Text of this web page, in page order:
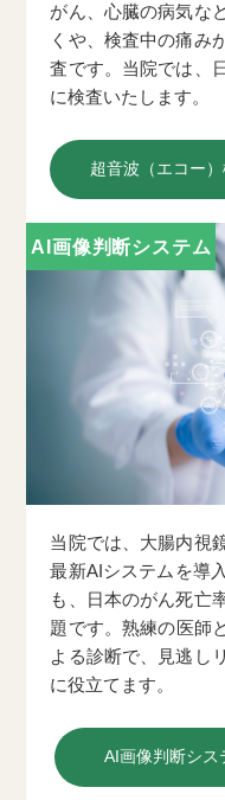
がん、心臓の病気な
くや、検査中の痛み
査です。当院では、
に検査いたします。
超音波（エコー
当院では、大腸内視
最新AIシステムを導
も、日本のがん死亡
題です。熟練の医師
よる診断で、見逃し
に役立てます。
AI画像判断シス
AI画像判断システム